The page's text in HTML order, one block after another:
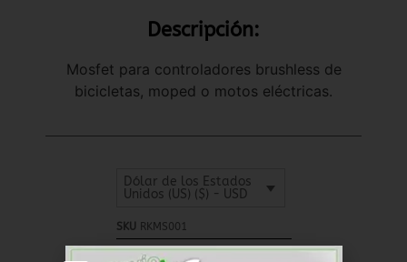
Descripción:
Mosfet para controladores brushless de
bicicletas, moped o motos eléctricas.
Dólar de los Estados
Unidos (US) ($) - USD
SKU RKMS001
Categoría Cables y Conectores